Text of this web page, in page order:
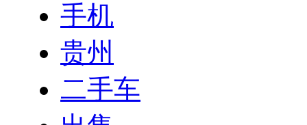
手机
贵州
二手车